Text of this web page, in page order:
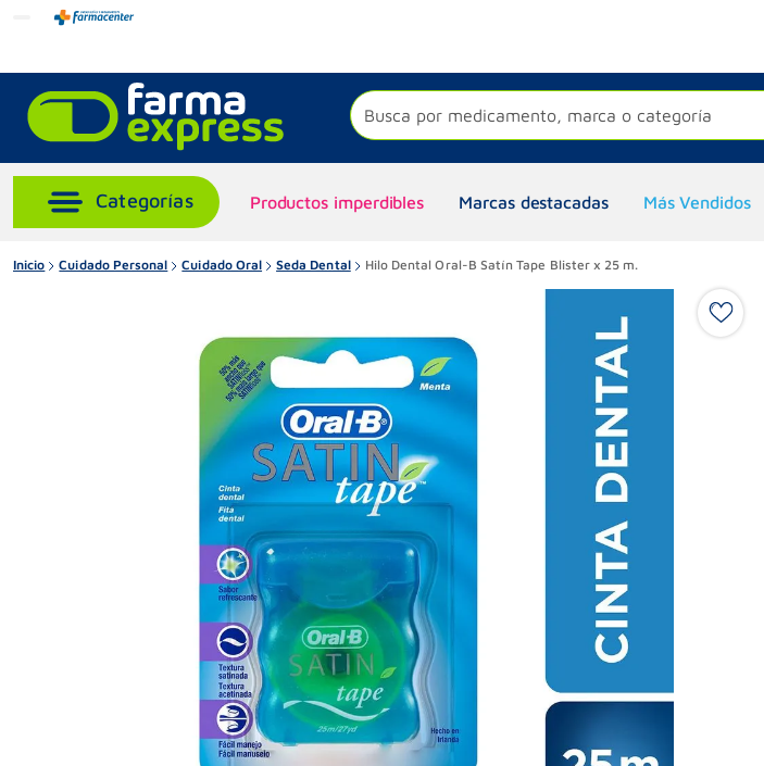
Busca por medicamento, marca o categoría
Productos imperdibles Marcas destacadas Más Vendidos
Inicio Cuidado Personal Cuidado Oral Seda Dental Hilo Dental Oral-B Satín Tape Blister x 25 m.